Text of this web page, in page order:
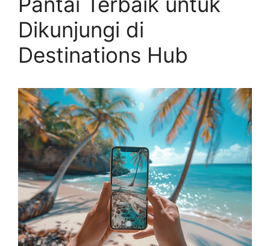
Dikunjungi di
Destinations Hub